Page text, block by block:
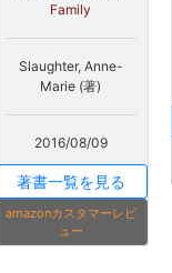
Family
Slaughter, Anne-
Marie (著)
2016/08/09
著書一覧を見る
amazonカスタマーレビ
ュー